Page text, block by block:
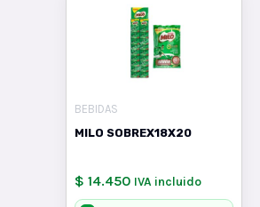
BEBIDAS
MILO SOBREX18X20
$ 14.450 IVA incluido